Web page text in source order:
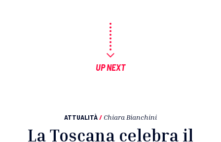
UP NEXT
ATTUALITÀ/ Chiara Bianchini
La Toscana celebra il